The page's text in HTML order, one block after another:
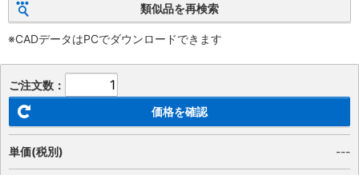
類似品を再検索
※CADデータはPCでダウンロードできます
ご注文数：
価格を確認
単価(税別) ---